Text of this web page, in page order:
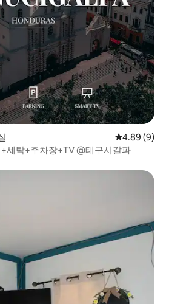
평점 4.89점
4.89 (9)
세탁+주차장+TV @테구시갈파